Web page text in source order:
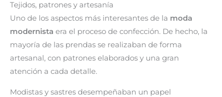
Tejidos, patrones y artesanía
Uno de los aspectos más interesantes de la moda
modernista era el proceso de confección. De hecho, la
mayoría de las prendas se realizaban de forma
artesanal, con patrones elaborados y una gran
atención a cada detalle.
Modistas y sastres desempeñaban un papel